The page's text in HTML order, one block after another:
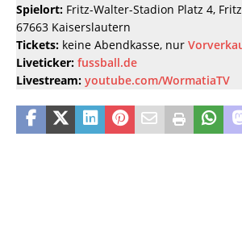
Spielort: Fritz-Walter-Stadion Platz 4,
67663 Kaiserslautern
Tickets: keine Abendkasse, nur
Liveticker: fussball.de
Livestream: youtube.com/WormatiaTV